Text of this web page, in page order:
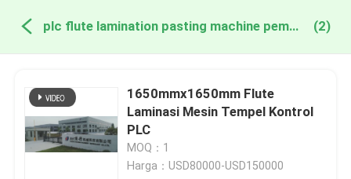
plc flute lamination pasting machine pembuatan online (2)
1650mmx1650mm Flute
Laminasi Mesin Tempel Kontrol
PLC
MOQ：1
Harga：USD80000-USD150000